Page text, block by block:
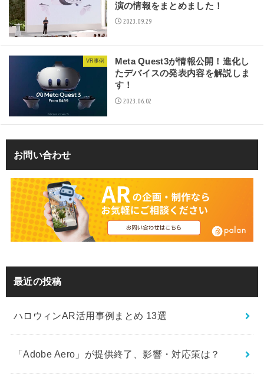
演の情報をまとめました！
2023.09.29
VR事例
Meta Quest3が情報公開！進化し
たデバイスの発表内容を解説しま
す！
2023.06.02
お問い合わせ
最近の投稿
ハロウィンAR活用事例まとめ 13選
「Adobe Aero」が提供終了、影響・対応策は？